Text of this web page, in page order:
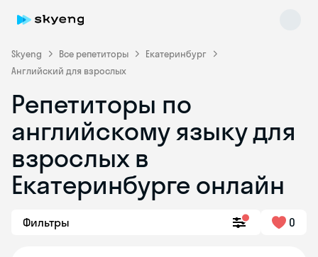
Skyeng Все репетиторы
Екатеринбург
Английский для взрослых
Репетиторы по
английскому языку для
взрослых в
Екатеринбурге онлайн
Фильтры 0
Skyeng Chat